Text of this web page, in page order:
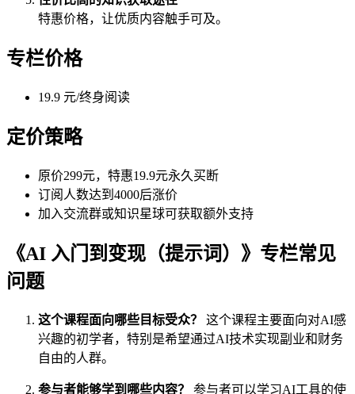
特惠价格，让优质内容触手可及。
专栏价格
19.9 元/终身阅读
定价策略
原价299元，特惠19.9元永久买断
订阅人数达到4000后涨价
加入交流群或知识星球可获取额外支持
《AI 入门到变现（提示词）》专栏常见
问题
这个课程面向哪些目标受众？
这个课程主要面向对AI感
兴趣的初学者，特别是希望通过AI技术实现副业和财务
自由的人群。
参与者能够学到哪些内容？ 参与者可以学习AI工具的使